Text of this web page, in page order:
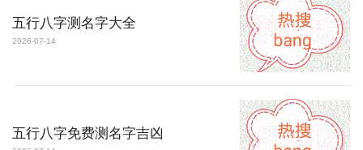
五行八字测名字大全
2026-07-14
五行八字免费测名字吉凶